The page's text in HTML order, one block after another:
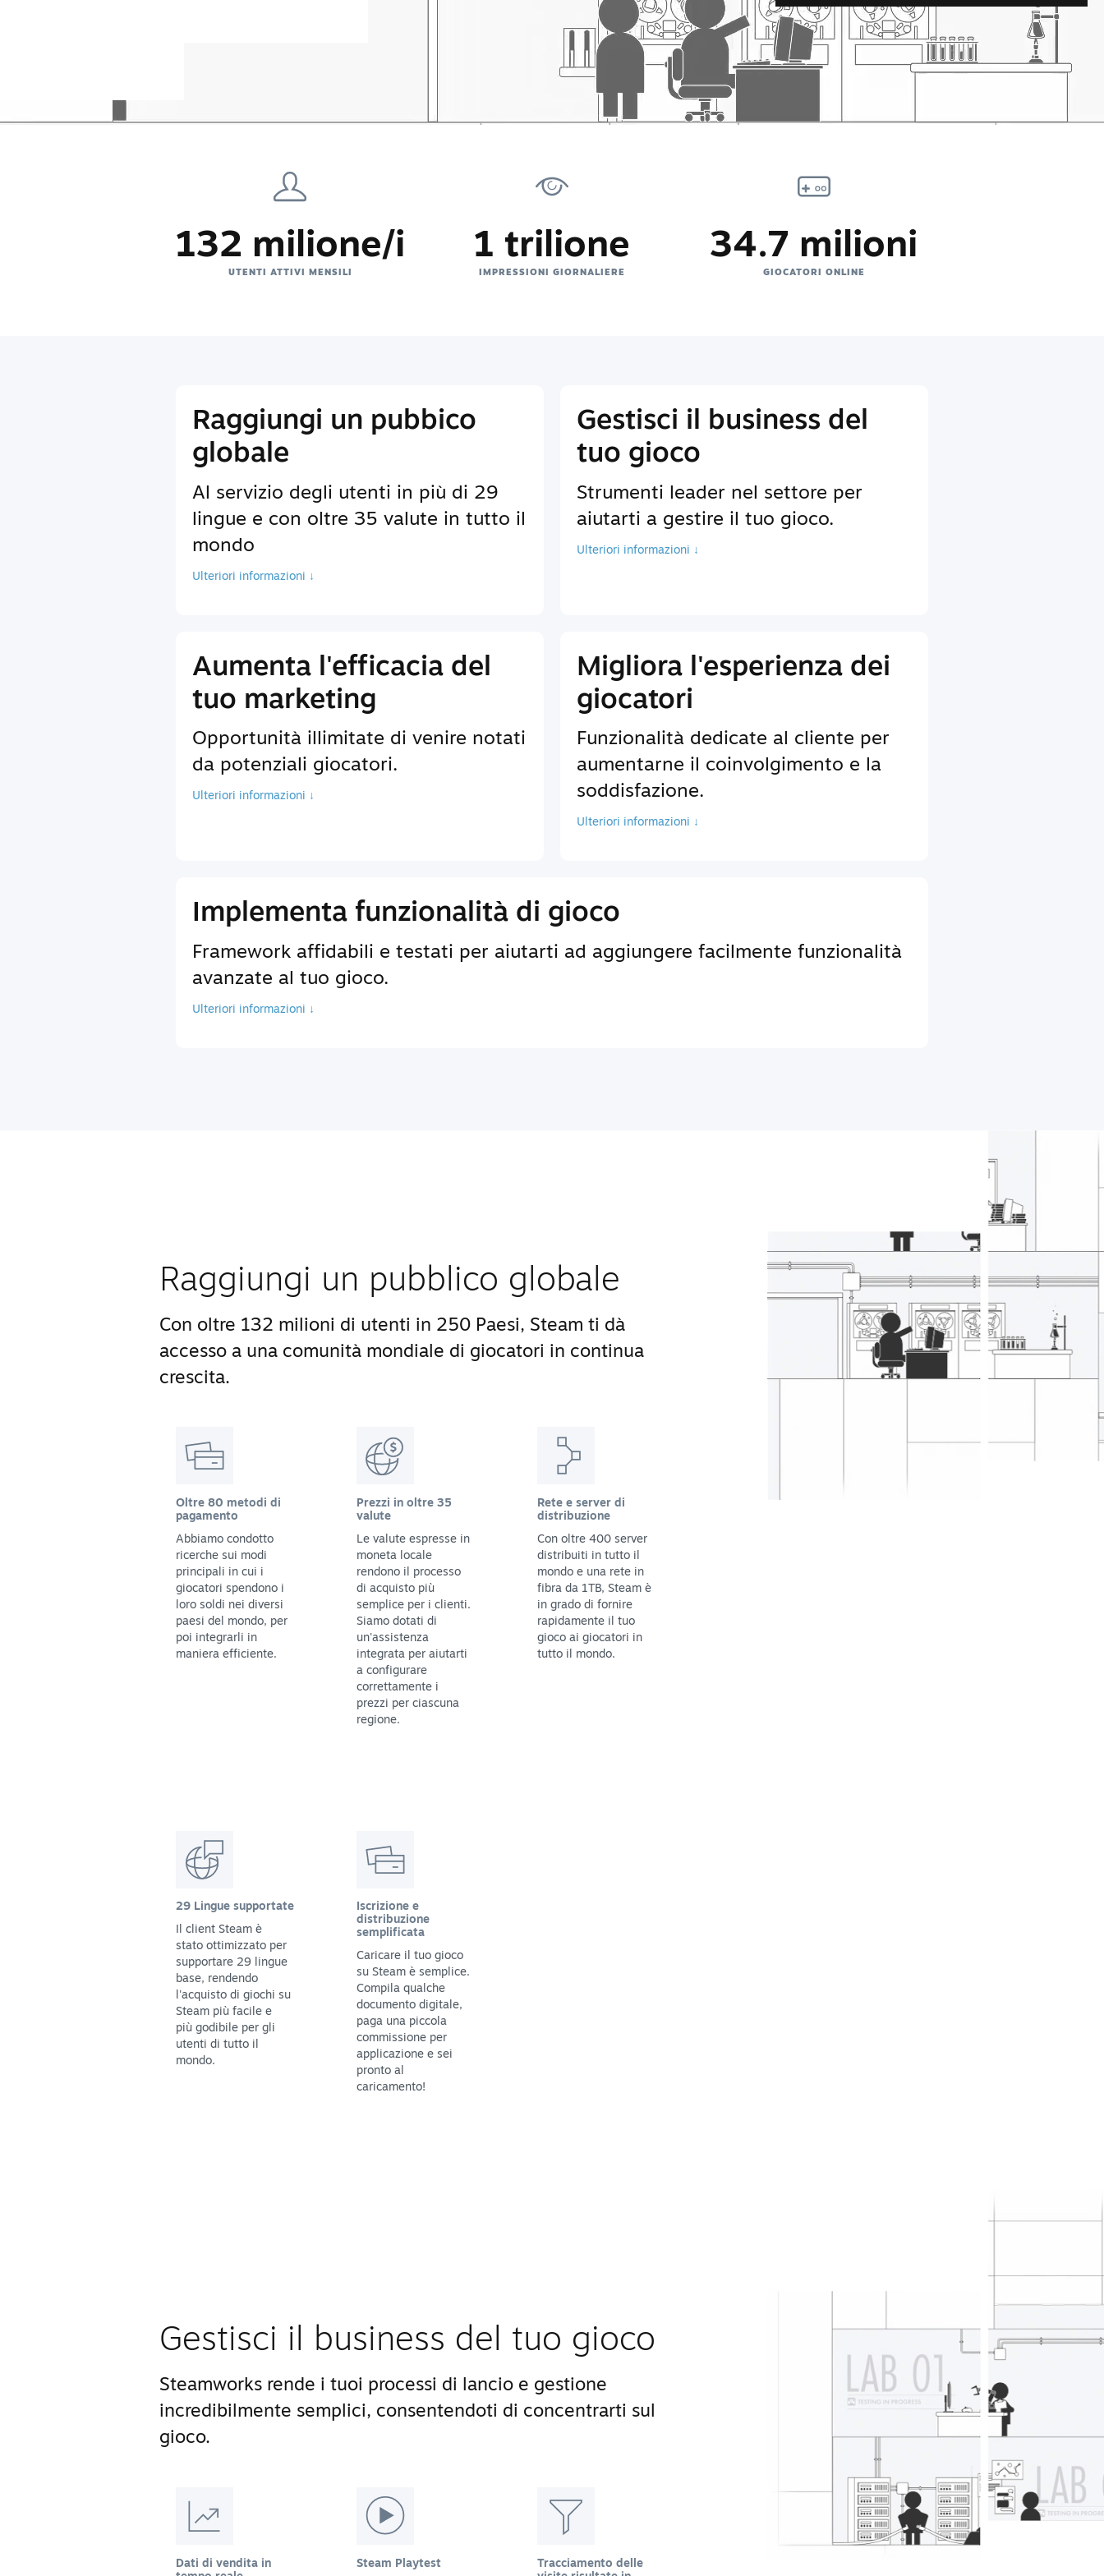
132 milione/i
UTENTI ATTIVI MENSILI
1 trilione
IMPRESSIONI GIORNALIERE
34.7 milioni
GIOCATORI ONLINE
Raggiungi un pubbico
globale
Al servizio degli utenti in più di 29
lingue e con oltre 35 valute in tutto il
mondo
Ulteriori informazioni ↓
Gestisci il business del
tuo gioco
Strumenti leader nel settore per
aiutarti a gestire il tuo gioco.
Ulteriori informazioni ↓
Aumenta l'efficacia del
tuo marketing
Opportunità illimitate di venire notati
da potenziali giocatori.
Ulteriori informazioni ↓
Migliora l'esperienza dei
giocatori
Funzionalità dedicate al cliente per
aumentarne il coinvolgimento e la
soddisfazione.
Ulteriori informazioni ↓
Implementa funzionalità di gioco
Framework affidabili e testati per aiutarti ad aggiungere facilmente funzionalità
avanzate al tuo gioco.
Ulteriori informazioni ↓
Raggiungi un pubblico globale
Con oltre 132 milioni di utenti in 250 Paesi, Steam ti dà
accesso a una comunità mondiale di giocatori in continua
crescita.
Oltre 80 metodi di
pagamento
Abbiamo condotto
ricerche sui modi
principali in cui i
giocatori spendono i
loro soldi nei diversi
paesi del mondo, per
poi integrarli in
maniera efficiente.
Prezzi in oltre 35
valute
Le valute espresse in
moneta locale
rendono il processo
di acquisto più
semplice per i clienti.
Siamo dotati di
un'assistenza
integrata per aiutarti
a configurare
correttamente i
prezzi per ciascuna
regione.
Rete e server di
distribuzione
Con oltre 400 server
distribuiti in tutto il
mondo e una rete in
fibra da 1TB, Steam è
in grado di fornire
rapidamente il tuo
gioco ai giocatori in
tutto il mondo.
29 Lingue supportate
Il client Steam è
stato ottimizzato per
supportare 29 lingue
base, rendendo
l'acquisto di giochi su
Steam più facile e
più godibile per gli
utenti di tutto il
mondo.
Iscrizione e
distribuzione
semplificata
Caricare il tuo gioco
su Steam è semplice.
Compila qualche
documento digitale,
paga una piccola
commissione per
applicazione e sei
pronto al
caricamento!
Gestisci il business del tuo gioco
Steamworks rende i tuoi processi di lancio e gestione
incredibilmente semplici, consentendoti di concentrarti sul
gioco.
Dati di vendita in
Steam Playtest
Tracciamento delle